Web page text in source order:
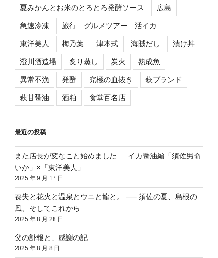
夏みかんとお米のとろとろ発酵ソース 広島
急速冷凍 旅行 グルメツアー 活イカ
東洋美人 梅乃葉 津本式 海賊だし 漬け丼
澄川酒造場 炙り蒸し 炭火 熟成魚
異常不漁 発酵 究極の血抜き 萩ブランド
萩甘醤油 酒粕 食堂百名店
最近の投稿
また店長が変なこと始めました ― イカ醤油編「須佐男命
いか」×「東洋美人」
2025 年 9 月 17 日
喪失と花火と温泉とウニと龍と。 ── 須佐の夏、島根の
風、そしてこれから
2025 年 8 月 28 日
父の訃報と、感謝の記
2025 年 8 月 8 日